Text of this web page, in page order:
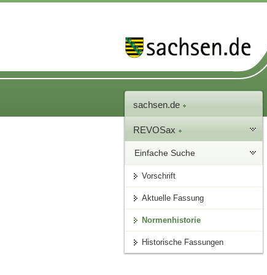
sachsen.de
REVOSax
Einfache Suche
Vorschrift
Aktuelle Fassung
Normenhistorie
Historische Fassungen